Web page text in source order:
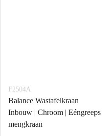
F2504A
Balance Wastafelkraan
Inbouw | Chroom | Eéngreeps
mengkraan